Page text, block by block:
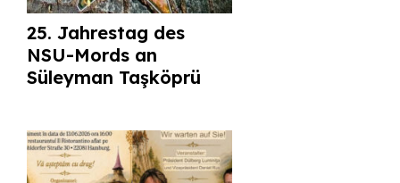
25. Jahrestag des
NSU-Mords an
Süleyman Taşköprü